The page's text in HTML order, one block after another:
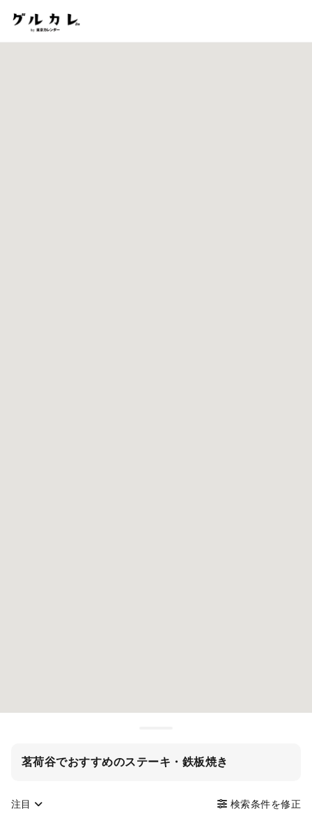
茗荷谷でおすすめのステーキ・鉄板焼き
注目 検索条件を修正